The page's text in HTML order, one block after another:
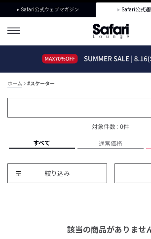
Safari公式ウェブマガジン Safari公式通
ホーム #スケーター
対象件数 : 0件
すべて 通常価格
絞り込み
該当の商品がありませ